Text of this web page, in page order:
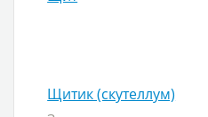
Щитик (скутеллум)